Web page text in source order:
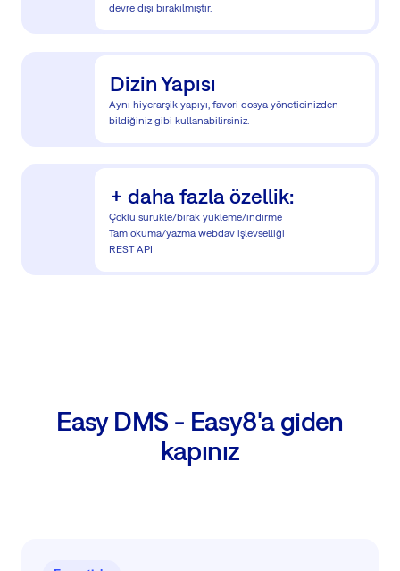
devre dışı bırakılmıştır.
Dizin Yapısı
Aynı hiyerarşik yapıyı, favori dosya yöneticinizden
bildiğiniz gibi kullanabilirsiniz.
+ daha fazla özellik:
Çoklu sürükle/bırak yükleme/indirme
Tam okuma/yazma webdav işlevselliği
REST API
Easy DMS - Easy8'a giden
kapınız